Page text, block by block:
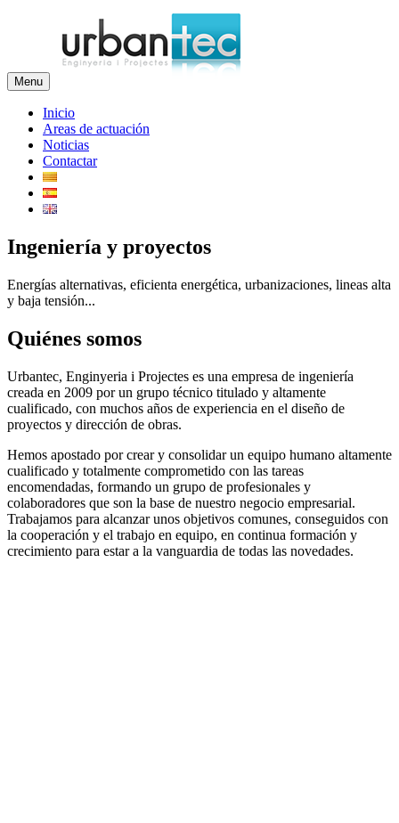
Menu
Inicio
Areas de actuación
Noticias
Contactar
Ingeniería y proyectos
Energías alternativas, eficienta energética, urbanizaciones, lineas alta
y baja tensión...
Quiénes somos
Urbantec, Enginyeria i Projectes es una empresa de ingeniería
creada en 2009 por un grupo técnico titulado y altamente
cualificado, con muchos años de experiencia en el diseño de
proyectos y dirección de obras.
Hemos apostado por crear y consolidar un equipo humano altamente
cualificado y totalmente comprometido con las tareas
encomendadas, formando un grupo de profesionales y
colaboradores que son la base de nuestro negocio empresarial.
Trabajamos para alcanzar unos objetivos comunes, conseguidos con
la cooperación y el trabajo en equipo, en continua formación y
crecimiento para estar a la vanguardia de todas las novedades.